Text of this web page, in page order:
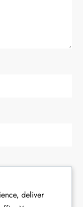
deliver